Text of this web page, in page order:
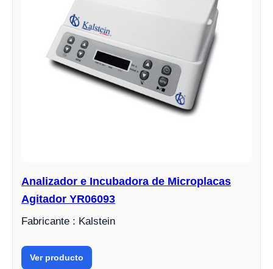
Analizador e Incubadora de Microplacas
Agitador YR06093
Fabricante : Kalstein
Ver producto